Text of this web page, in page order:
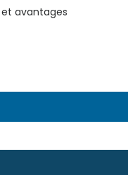
avantages